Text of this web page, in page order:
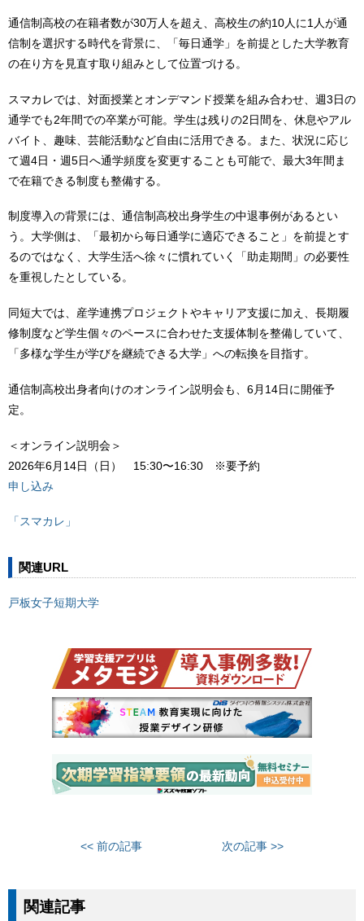
通信制高校の在籍者数が30万人を超え、高校生の約10人に1人が通
信制を選択する時代を背景に、「毎日通学」を前提とした大学教育
の在り方を見直す取り組みとして位置づける。
スマカレでは、対面授業とオンデマンド授業を組み合わせ、週3日の
通学でも2年間での卒業が可能。学生は残りの2日間を、休息やアル
バイト、趣味、芸能活動など自由に活用できる。また、状況に応じ
て週4日・週5日へ通学頻度を変更することも可能で、最大3年間ま
で在籍できる制度も整備する。
制度導入の背景には、通信制高校出身学生の中退事例があるとい
う。大学側は、「最初から毎日通学に適応できること」を前提とす
るのではなく、大学生活へ徐々に慣れていく「助走期間」の必要性
を重視したとしている。
同短大では、産学連携プロジェクトやキャリア支援に加え、長期履
修制度など学生個々のペースに合わせた支援体制を整備していて、
「多様な学生が学びを継続できる大学」への転換を目指す。
通信制高校出身者向けのオンライン説明会も、6月14日に開催予
定。
＜オンライン説明会＞
2026年6月14日（日） 15:30〜16:30 ※要予約
申し込み
「スマカレ」
関連URL
戸板女子短期大学
<< 前の記事 次の記事 >>
関連記事